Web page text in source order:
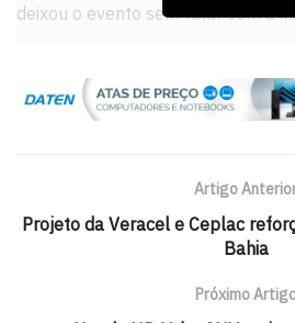
deixou o evento sem falar com a
as leis trabalhistas estão sendo
o governo francês, sem enviar ao
sindicais tentam passar esse
que tem 36, passou para a
de trabalho semanal e até 12
(na verdade, são 60 horas
muito simples. A França perdeu a
Artigo
Projeto da Veracel e Ceplac
Bahia
Próximo